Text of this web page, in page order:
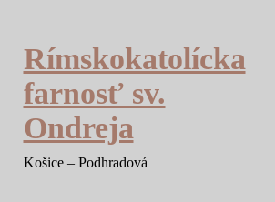
content
Rímskokatolícka
farnosť sv.
Ondreja
Košice – Podhradová